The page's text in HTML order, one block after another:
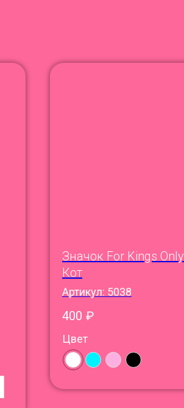
Значок For Kings Only
Кот
Артикул: 5038
400 ₽
Цвет